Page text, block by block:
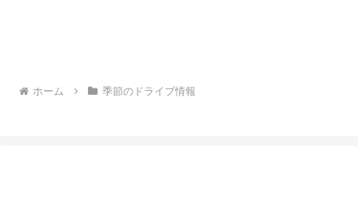
ホーム 季節のドライブ情報